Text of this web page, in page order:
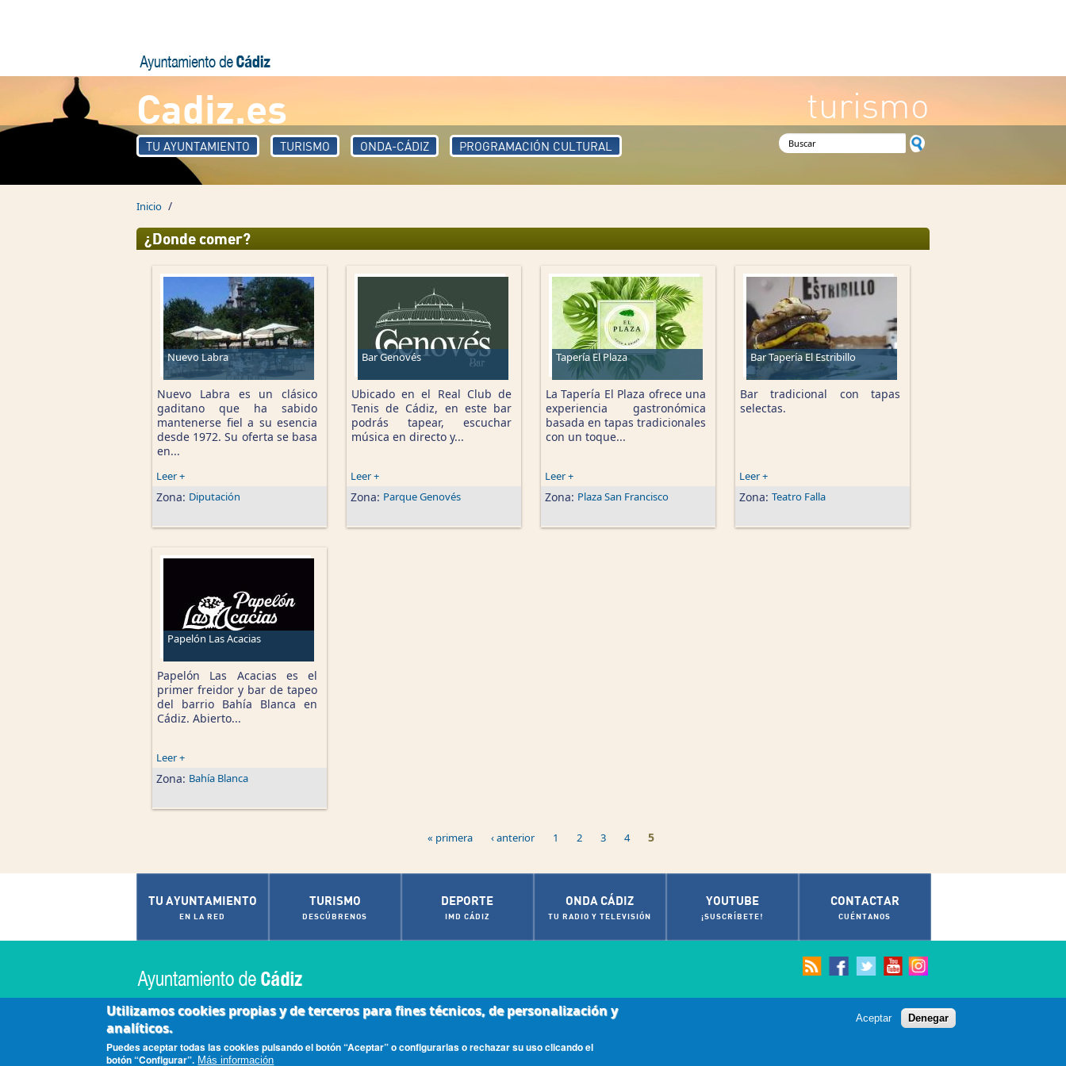
Cadiz.es turismo
TU AYUNTAMIENTO TURISMO ONDA-CÁDIZ PROGRAMACIÓN CULTURAL Formulario de búsqueda
Inicio /
¿Donde comer?
Nuevo Labra
Nuevo Labra es un clásico
gaditano que ha sabido
mantenerse fiel a su esencia
desde 1972. Su oferta se basa
en...
Leer +
Zona: Diputación
Bar Genovés
Ubicado en el Real Club de
Tenis de Cádiz, en este bar
podrás tapear, escuchar
música en directo y...
Leer +
Zona: Parque Genovés
Tapería El Plaza
La Tapería El Plaza ofrece una
experiencia gastronómica
basada en tapas tradicionales
con un toque...
Leer +
Zona: Plaza San Francisco
Bar Tapería El Estribillo
Bar tradicional con tapas
selectas.
Leer +
Zona: Teatro Falla
Papelón Las Acacias
Papelón Las Acacias es el
primer freidor y bar de tapeo
del barrio Bahía Blanca en
Cádiz. Abierto...
Leer +
Zona: Bahía Blanca
Páginas
« primera ‹ anterior 1 2 3 4 5
TU AYUNTAMIENTO
EN LA RED
TURISMO
DESCÚBRENOS
DEPORTE
IMD CÁDIZ
ONDA CÁDIZ
TU RADIO Y TELEVISIÓN
YOUTUBE
¡SUSCRÍBETE!
CONTACTAR
CUÉNTANOS
Accesibilidad © Ayuntamiento de Cádiz 2012
Utilizamos cookies propias y de terceros para fines técnicos, de personalización y
analíticos.
Puedes aceptar todas las cookies pulsando el botón “Aceptar” o configurarlas o rechazar su uso clicando el
botón “Configurar”. Más información
Aceptar Denegar